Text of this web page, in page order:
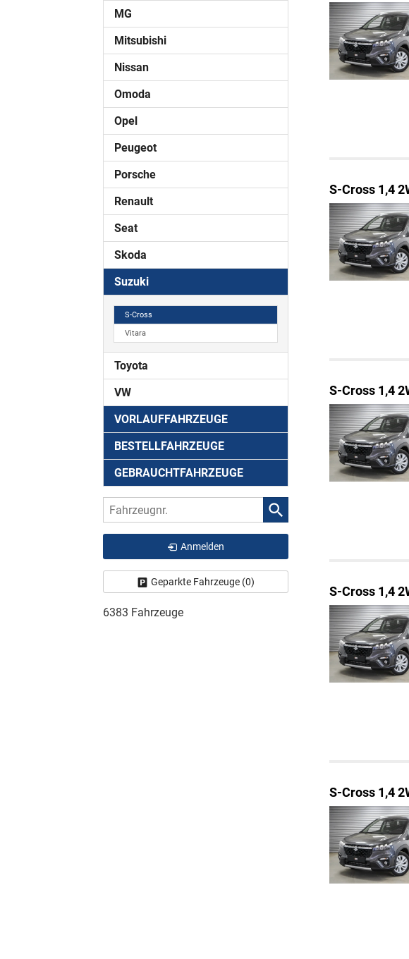
S-Cross 1,4
S-Cross 1,4
S-Cross 1,4
S-Cross 1,4
MG
Mitsubishi
Nissan
Omoda
Opel
Peugeot
Porsche
Renault
Seat
Skoda
Suzuki
S-Cross
Vitara
Toyota
VW
VORLAUFFAHRZEUGE
BESTELLFAHRZEUGE
GEBRAUCHTFAHRZEUGE
Fahrzeugnr.
Anmelden
Geparkte Fahrzeuge (0)
6383 Fahrzeuge